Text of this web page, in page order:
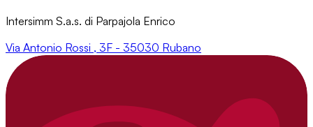
Intersimm S.a.s. di Parpajola Enrico
Via Antonio Rossi , 3F - 35030 Rubano